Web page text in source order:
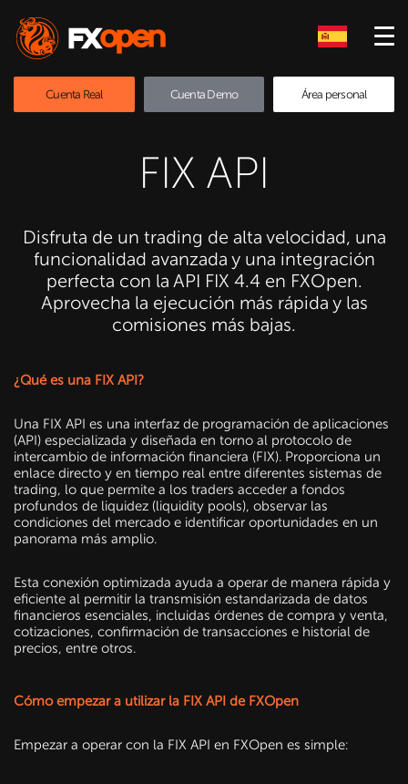
Cuenta Real Cuenta Demo Área personal
FIX API
Disfruta de un trading de alta velocidad, una
funcionalidad avanzada y una integración
perfecta con la API FIX 4.4 en FXOpen.
Aprovecha la ejecución más rápida y las
comisiones más bajas.
¿Qué es una FIX API?
Una FIX API es una interfaz de programación de aplicaciones
(API) especializada y diseñada en torno al protocolo de
intercambio de información financiera (FIX). Proporciona un
enlace directo y en tiempo real entre diferentes sistemas de
trading, lo que permite a los traders acceder a fondos
profundos de liquidez (liquidity pools), observar las
condiciones del mercado e identificar oportunidades en un
panorama más amplio.
Esta conexión optimizada ayuda a operar de manera rápida y
eficiente al permitir la transmisión estandarizada de datos
financieros esenciales, incluidas órdenes de compra y venta,
cotizaciones, confirmación de transacciones e historial de
precios, entre otros.
Cómo empezar a utilizar la FIX API de FXOpen
Empezar a operar con la FIX API en FXOpen es simple: